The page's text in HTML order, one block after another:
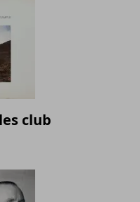
club